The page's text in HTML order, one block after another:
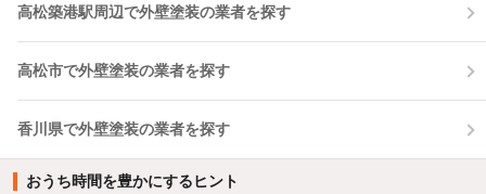
高松築港駅周辺で外壁塗装の業者を探す
高松市で外壁塗装の業者を探す
香川県で外壁塗装の業者を探す
おうち時間を豊かにするヒント